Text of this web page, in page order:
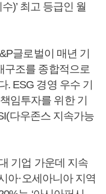
)’ 최고 등급인 월
글로벌이 매년 기
구조를 종합적으로
. ESG 경영 우수 기
임투자를 위한 기
다우존스 지속가능
기업 가운데 지속
아·오세아니아 지역